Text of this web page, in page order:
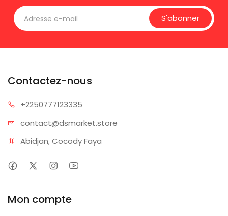
S'abonner
Contactez-nous
+2250777123335
contact@dsmarket.store
Abidjan, Cocody Faya
Mon compte